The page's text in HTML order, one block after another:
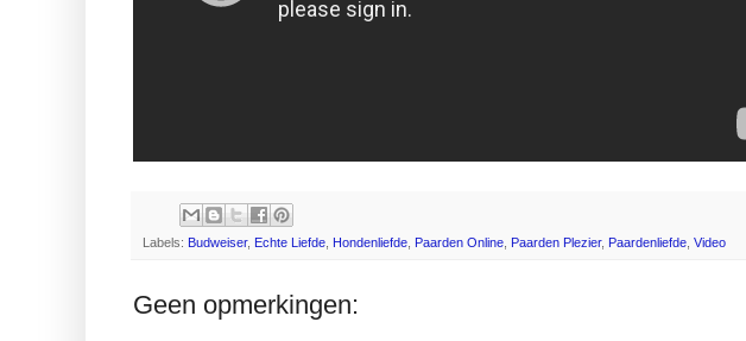
Labels: Budweiser, Echte Liefde Hondenliefde Paarden Online Paarden Plezier, Paardenliefde Video
Geen opmerkingen: